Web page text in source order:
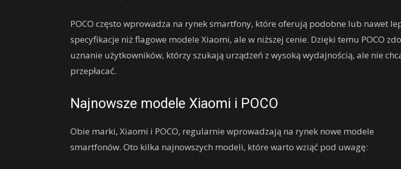
POCO często wprowadza na rynek smartfony, które oferują podobne lub nawet
specyfikacje niż flagowe modele Xiaomi, ale w niższej cenie. Dzięki temu POCO
uznanie użytkowników, którzy szukają urządzeń z wysoką wydajnością, ale nie
przepłacać.
Najnowsze modele Xiaomi i POCO
Obie marki, Xiaomi i POCO, regularnie wprowadzają na rynek nowe modele
smartfonów. Oto kilka najnowszych modeli, które warto wziąć pod uwagę: